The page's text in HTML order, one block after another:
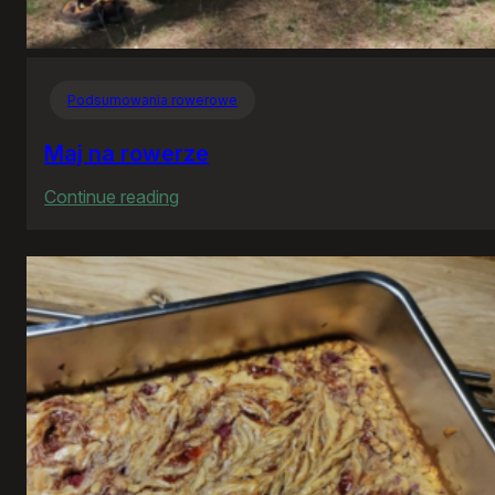
Podsumowania rowerowe
Maj na rowerze
Continue reading
na
rowerze